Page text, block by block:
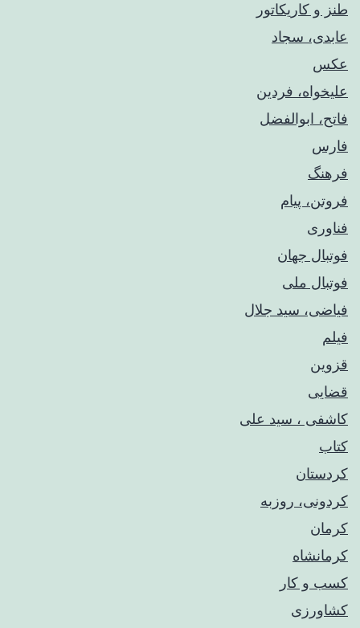
طنز و کاریکاتور
عابدی، سجاد
عکس
علیخواه، فردین
فاتح، ابوالفضل
فارس
فرهنگ
فروتن، پیام
فناوری
فوتبال جهان
فوتبال ملی
فیاضی، سید جلال
فیلم
قزوین
قضایی
کاشفی ، سید علی
کتاب
کردستان
کردونی، روزبه
کرمان
کرمانشاه
کسب و کار
کشاورزی